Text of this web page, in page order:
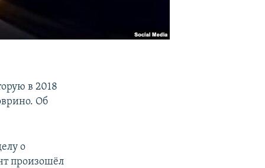
в 2018
Об
о
произошёл